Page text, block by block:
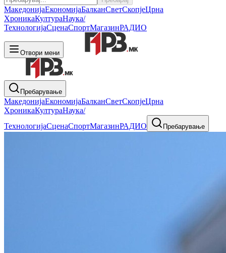
МакедонијаЕкономијаБалканСветСкопјеЦрна
ХроникаКултураНаука/
ТехнологијаСценаСпортМагазинРАДИО
Отвори мени
Пребарување
МакедонијаЕкономијаБалканСветСкопјеЦрна
ХроникаКултураНаука/
ТехнологијаСценаСпортМагазинРАДИО Пребарување